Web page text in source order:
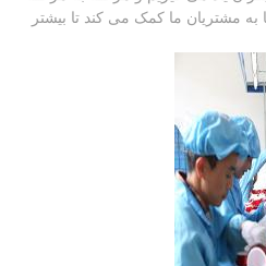
مشتریان ما کمک می کند تا بیشتر